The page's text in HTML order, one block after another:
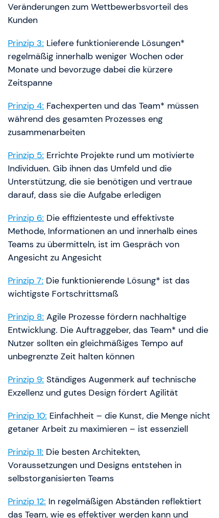
Veränderungen zum Wettbewerbsvorteil des
Kunden
Prinzip 3: Liefere funktionierende Lösungen*
regelmäßig innerhalb weniger Wochen oder
Monate und bevorzuge dabei die kürzere
Zeitspanne
Prinzip 4: Fachexperten und das Team* müssen
während des gesamten Prozesses eng
zusammenarbeiten
Prinzip 5: Errichte Projekte rund um motivierte
Individuen. Gib ihnen das Umfeld und die
Unterstützung, die sie benötigen und vertraue
darauf, dass sie die Aufgabe erledigen
Prinzip 6: Die effizienteste und effektivste
Methode, Informationen an und innerhalb eines
Teams zu übermitteln, ist im Gespräch von
Angesicht zu Angesicht
Prinzip 7: Die funktionierende Lösung* ist das
wichtigste Fortschrittsmaß
Prinzip 8: Agile Prozesse fördern nachhaltige
Entwicklung. Die Auftraggeber, das Team* und die
Nutzer sollten ein gleichmäßiges Tempo auf
unbegrenzte Zeit halten können
Prinzip 9: Ständiges Augenmerk auf technische
Exzellenz und gutes Design fördert Agilität
Prinzip 10: Einfachheit – die Kunst, die Menge nicht
getaner Arbeit zu maximieren – ist essenziell
Prinzip 11: Die besten Architekten,
Voraussetzungen und Designs entstehen in
selbstorganisierten Teams
Prinzip 12: In regelmäßigen Abständen reflektiert
das Team, wie es effektiver werden kann und